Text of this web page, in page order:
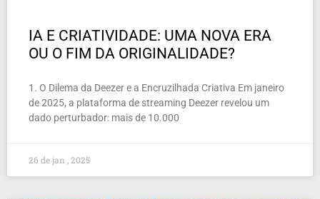
IA E CRIATIVIDADE: UMA NOVA ERA
OU O FIM DA ORIGINALIDADE?
1. O Dilema da Deezer e a Encruzilhada Criativa Em janeiro
de 2025, a plataforma de streaming Deezer revelou um
dado perturbador: mais de 10.000
26 de jan , 2025